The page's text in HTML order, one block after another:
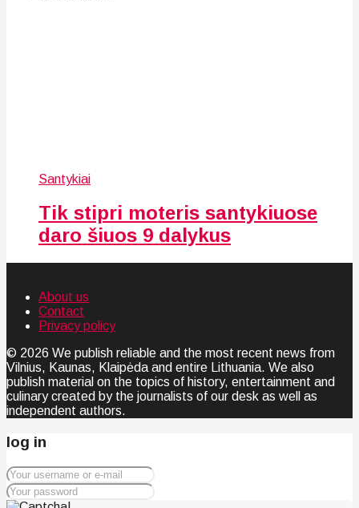
Santykiai
Tik stipri moteris santykiuose
daro šiuos 9 dalykus
About us
Contact
Privacy policy
© 2026 We publish reliable and the most recent news from
Vilnius, Kaunas, Klaipėda and entire Lithuania. We also
publish material on the topics of history, entertainment and
culinary created by the journalists of our desk as well as
independent authors.
log in